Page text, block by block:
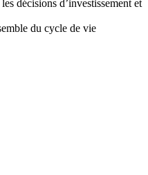
décisions d’investissement et
du cycle de vie